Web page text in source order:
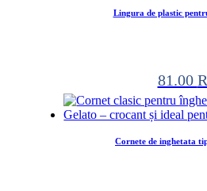
Lingura de plastic
81.00
Cornete de inghetata